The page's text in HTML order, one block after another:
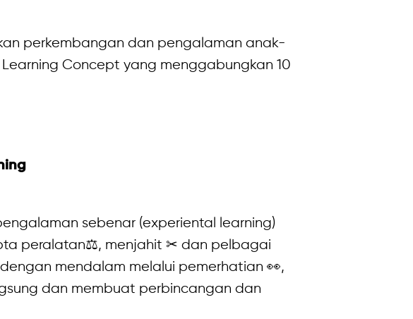
perkembangan dan pengalaman anak-
Concept yang menggabungkan 10
sebenar (experiental learning)
peralatan⚖, menjahit ✂ dan pelbagai
mendalam melalui pemerhatian 👀,
dan membuat perbincangan dan